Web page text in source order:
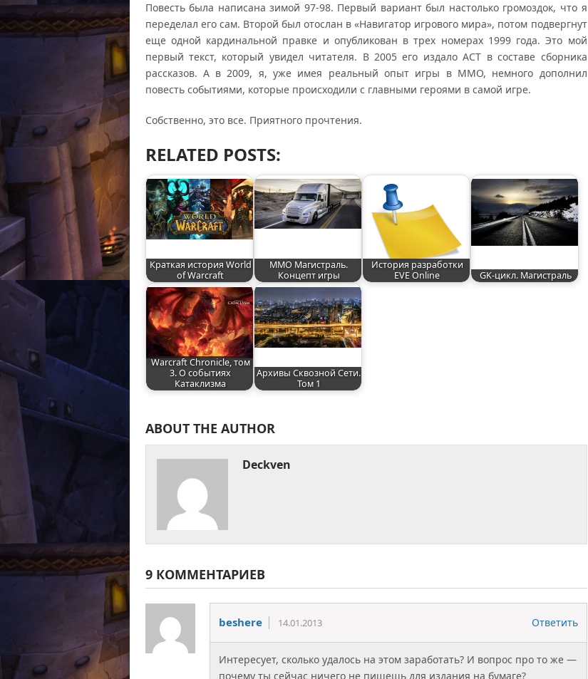
Повесть была написана зимой 97-98. Первый вариант был настолько громоздок, что я
переделал его сам. Второй был отослан в «Навигатор игрового мира», потом подвергнут
еще одной кардинальной правке и опубликован в трех номерах 1999 года. Это мой
первый текст, который увидел читателя. В 2005 его издало АСТ в составе сборника
рассказов. А в 2009, я, уже имея реальный опыт игры в ММО, немного дополнил
повесть событиями, которые происходили с главными героями в самой игре.
Собственно, это все. Приятного прочтения.
RELATED POSTS:
Краткая история World
of Warcraft
ММО Магистраль.
Концепт игры
История разработки
EVE Online
GK-цикл. Магистраль
Warcraft Chronicle, том
3. О событиях
Катаклизма
Архивы Сквозной Сети.
Том 1
ABOUT THE AUTHOR
Deckven
9 КОММЕНТАРИЕВ
beshere 14.01.2013 Ответить
Интересует, сколько удалось на этом заработать? И вопрос про то же —
почему ты сейчас ничего не пишешь для издания на бумаге?